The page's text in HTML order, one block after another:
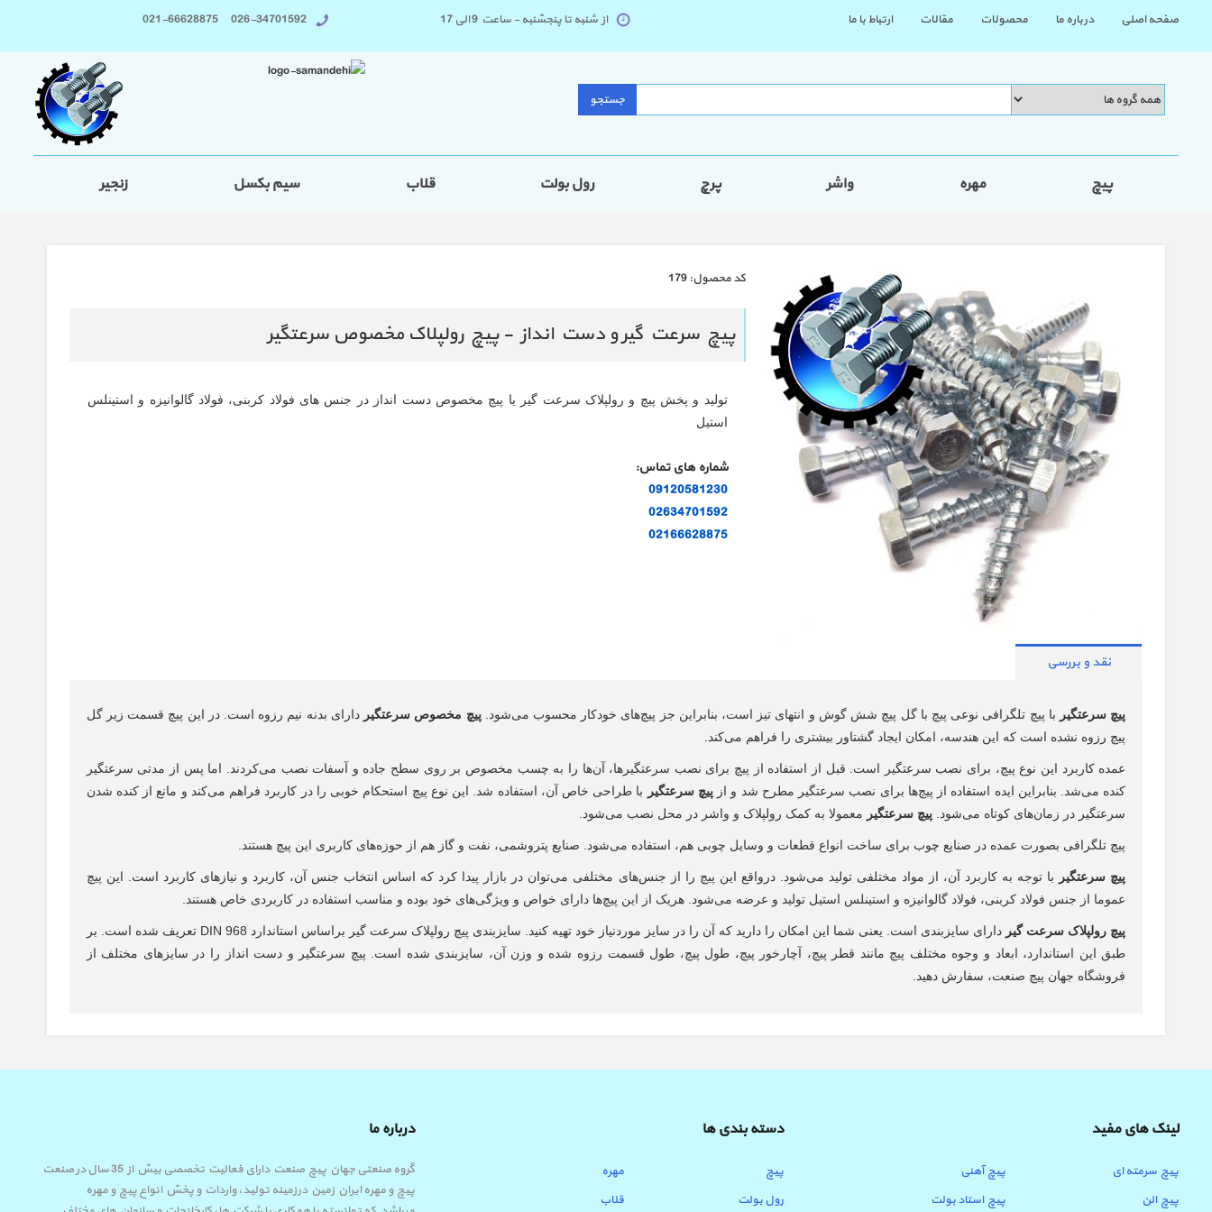
صفحه اصلی درباره ما محصولات مقالات ارتباط با ما 026-34701592 021-66628875 از شنبه تا پنجشنبه - ساعت 9 الی 17
جستجو
پیچ مهره واشر پرچ رول بولت قلاب سیم بکسل زنجیر
كد محصول:179
پیچ سرعت گیر و دست انداز - پیچ رولپلاک مخصوص سرعتگیر
تولید و پخش پیچ و رولپلاک سرعت گیر یا پیچ مخصوص دست انداز در جنس های فولاد کربنی، فولاد گالوانیزه و استینلس
استیل
شماره های تماس:
09120581230
02634701592
02166628875
نقد و بررسی
پیچ سرعتگیر با پیچ تلگرافی نوعی پیچ با گل پیچ شش گوش و انتهای تیز است، بنابراین جز پیچ‌های خودکار محسوب می‌شود.پیچ مخصوص سرعتگیر دارای بدنه نیم رزوه است. در این پیچ قسمت زیر گل
پیچ رزوه نشده است که این هندسه، امکان ایجاد گشتاور بیشتری را فراهم می‌کند.
عمده کاربرد این نوع پیچ، برای نصب سرعتگیر است. قبل از استفاده از پیچ برای نصب سرعتگیرها، آن‌ها را به چسب مخصوص بر روی سطح جاده و آسفات نصب می‌کردند. اما پس از مدتی سرعتگیر
کنده می‌شد. بنابراین ایده استفاده از پیچ‌ها برای نصب سرعتگیر مطرح شد و از پیچ سرعتگیر
با طراحی خاص آن، استفاده شد. این نوع پیچ استحکام خوبی را در کاربرد فراهم می‌کند و مانع از کنده شدن
سرعتگیر در زمان‌های کوتاه می‌شود. پیچ سرعتگیر معمولا به کمک رولپلاک و واشر در محل نصب می‌شود.
پیچ تلگرافی بصورت عمده در صنایع چوب برای ساخت انواع قطعات و وسایل چوبی هم، استفاده می‌شود. صنایع پتروشمی، نفت و گاز هم از حوزه‌های کاربری این پیچ هستند.
پیچ سرعتگیر
با توجه به کاربرد آن، از مواد مختلفی تولید می‌شود. درواقع این پیچ را از جنس‌های مختلفی می‌توان در بازار پیدا کرد که اساس انتخاب جنس آن، کاربرد و نیازهای کاربرد است. این پیچ
عموما از جنس فولاد کربنی، فولاد گالوانیزه و استینلس استیل تولید و عرضه می‌شود. هریک از این پیچ‌ها دارای خواص و ویژگی‌های خود بوده و مناسب استفاده در کاربردی خاص هستند.
پیچ رولپلاک سرعت گیر دارای سایزبندی است. یعنی شما این امکان را دارید که آن را در سایز موردنیاز خود تهیه کنید. سایزبندی پیچ رولپلاک سرعت گیر براساس استاندارد DIN 968 تعریف شده است. بر
طبق این استاندارد، ابعاد و وجوه مختلف پیچ مانند قطر پیچ، آچارخور پیچ، طول پیچ، طول قسمت رزوه شده و وزن آن، سایزبندی شده است. پیچ سرعتگیر و دست انداز را در سایزهای مختلف از
فروشگاه جهان پیچ صنعت، سفارش دهید.
لینک های مفید
پیچ سرمته ای
پیچ آهنی
پیچ الن
پیچ استاد بولت
دسته بندی ها
پیچ
مهره
رول بولت
قلاب
درباره ما
گروه صنعتی جهان پیچ صنعت دارای فعالیت تخصصی بیش از 35 سال در صنعت
پیچ و مهره ایران زمین درزمینه تولید، واردات و پخش انواع پیچ و مهره